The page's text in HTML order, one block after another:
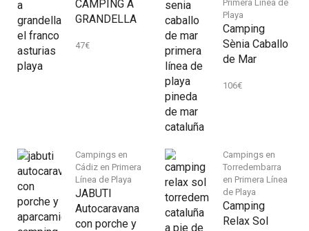
CAMPING A
GRANDELLA
47€
Primera Línea de
Playa
Camping
Sènia Caballo
de Mar
106€
Campings en
Cádiz en Primera
Línea de Playa
JABUTI
Autocaravana
con porche y
Campings en
Torredembarra
en Primera Línea
de Playa
Camping
Relax Sol